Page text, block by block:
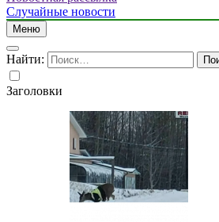
Случайные новости
Меню
Найти:
Заголовки